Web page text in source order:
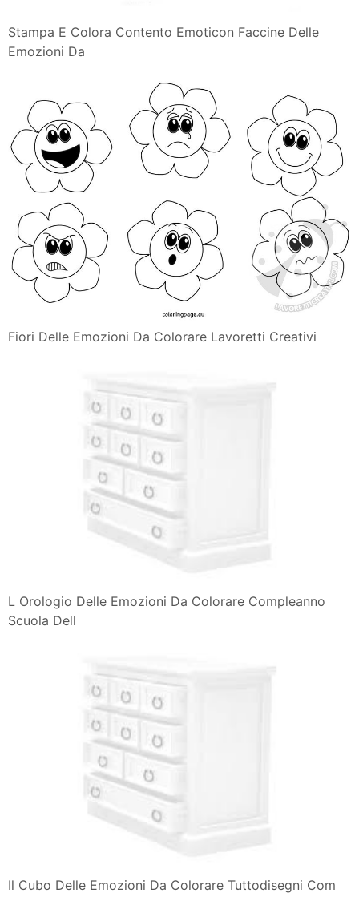
Stampa E Colora Contento Emoticon Faccine Delle
Emozioni Da
Fiori Delle Emozioni Da Colorare Lavoretti Creativi
L Orologio Delle Emozioni Da Colorare Compleanno
Scuola Dell
Il Cubo Delle Emozioni Da Colorare Tuttodisegni Com